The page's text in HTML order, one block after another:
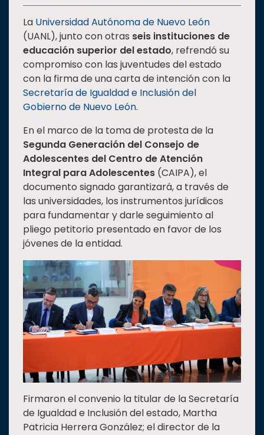
TEMAS
Oferta
educativa
Estudiantes
Investigación
Internacionalización
Responsabilidad
social
Vinculación
Historia
Nacional
La Universidad Autónoma de Nuevo León
(UANL), junto con otras seis instituciones de
educación superior del estado, refrendó su
compromiso con las juventudes del estado
con la firma de una carta de intención con la
Secretaría de Igualdad e Inclusión del
Gobierno de Nuevo León.
En el marco de la toma de protesta de la
Segunda Generación del Consejo de
Adolescentes del Centro de Atención
Integral para Adolescentes (CAIPA), el
documento signado garantizará, a través de
las universidades, los instrumentos jurídicos
para fundamentar y darle seguimiento al
pliego petitorio presentado en favor de los
jóvenes de la entidad.
Firmaron el convenio la titular de la Secretaría
de Igualdad e Inclusión del estado, Martha
Patricia Herrera González; el director de la